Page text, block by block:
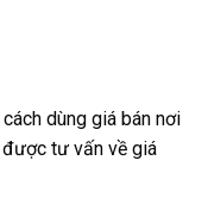
dùng giá bán nơi
tư vấn về giá